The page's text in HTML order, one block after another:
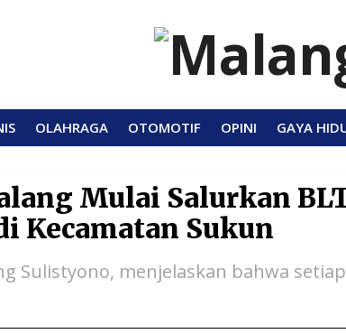
OLAHRAGA OTOMOTIF OPINI GAYA
Mulai Salurkan
Kecamatan Sukun
Sulistyono, menjelaskan bahwa